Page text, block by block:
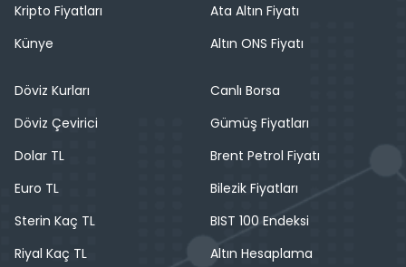
Kripto Fiyatları
Künye
Ata Altın Fiyatı
Altın ONS Fiyatı
Döviz Kurları
Döviz Çevirici
Dolar TL
Euro TL
Sterin Kaç TL
Riyal Kaç TL
Canlı Borsa
Gümüş Fiyatları
Brent Petrol Fiyatı
Bilezik Fiyatları
BIST 100 Endeksi
Altın Hesaplama